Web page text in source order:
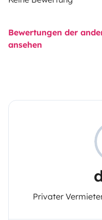
Bewertungen der
ansehen
Privater